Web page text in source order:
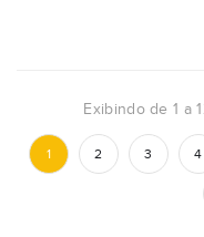
Exibindo de 1 a
1 2 3 4